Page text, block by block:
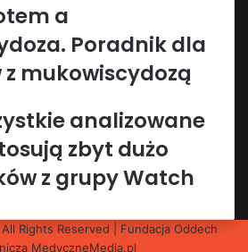
a
Poradnik dla
mukowiscydozą
analizowane
zbyt dużo
z grupy Watch
Rights Reserved | Fundacja Oddech
MedyczneMedia.pl